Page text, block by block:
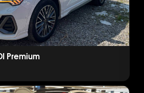
Premium